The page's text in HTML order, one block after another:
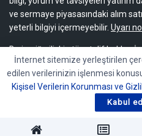
ve sermaye piyasasındaki alım
yeterli bilgiyi içermeyebilir. Uyarı
Bu içeriğe ilişkin tüm telif hakları İş
aittir. Bu içerik, açık iznimiz
herhangi bir amaçla, kısmen veya
dağıtılamaz, yayımlanamaz
İnternet sitemize yerleştirilen
edilen verilerinizin işlenmesi
Kişisel Verilerin Korunması ve
Kabul